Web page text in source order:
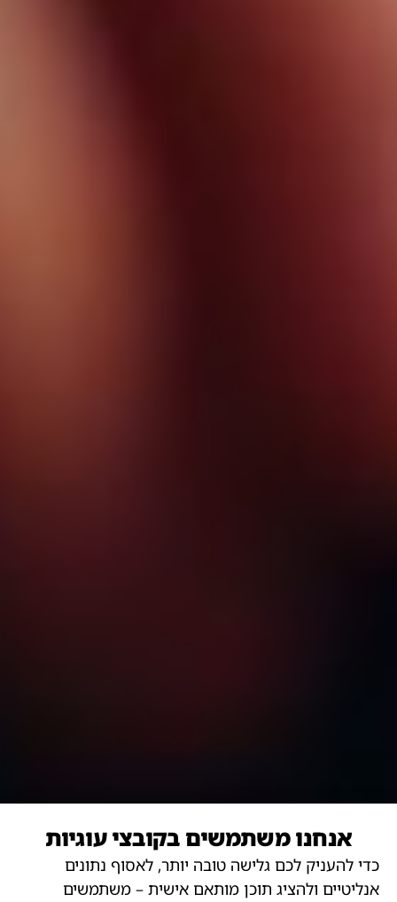
אנחנו משתמשים בקובצי עוגיות
כדי להעניק לכם גלישה טובה יותר, לאסוף נתונים
אנליטיים ולהציג תוכן מותאם אישית – משתמשים